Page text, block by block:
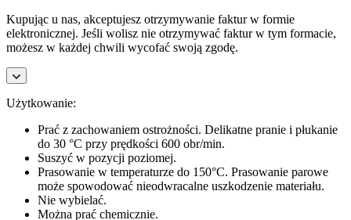
Kupując u nas, akceptujesz otrzymywanie faktur w formie
elektronicznej. Jeśli wolisz nie otrzymywać faktur w tym formacie,
możesz w każdej chwili wycofać swoją zgodę.
Użytkowanie:
Prać z zachowaniem ostrożności. Delikatne pranie i płukanie
do 30 °C przy prędkości 600 obr/min.
Suszyć w pozycji poziomej.
Prasowanie w temperaturze do 150°C. Prasowanie parowe
może spowodować nieodwracalne uszkodzenie materiału.
Nie wybielać.
Można prać chemicznie.